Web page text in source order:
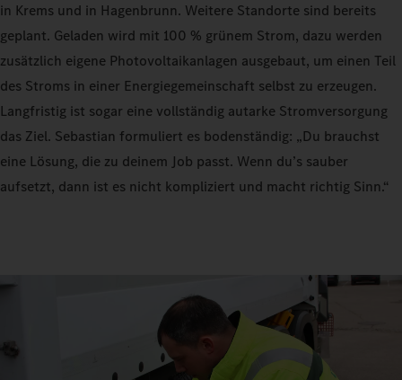
in Krems und in Hagenbrunn. Weitere Standorte sind bereits
geplant. Geladen wird mit 100 % grünem Strom, dazu werden
zusätzlich eigene Photovoltaikanlagen ausgebaut, um einen Teil
des Stroms in einer Energiegemeinschaft selbst zu erzeugen.
Langfristig ist sogar eine vollständig autarke Stromversorgung
das Ziel. Sebastian formuliert es bodenständig: „Du brauchst
eine Lösung, die zu deinem Job passt. Wenn du’s sauber
aufsetzt, dann ist es nicht kompliziert und macht richtig Sinn.“